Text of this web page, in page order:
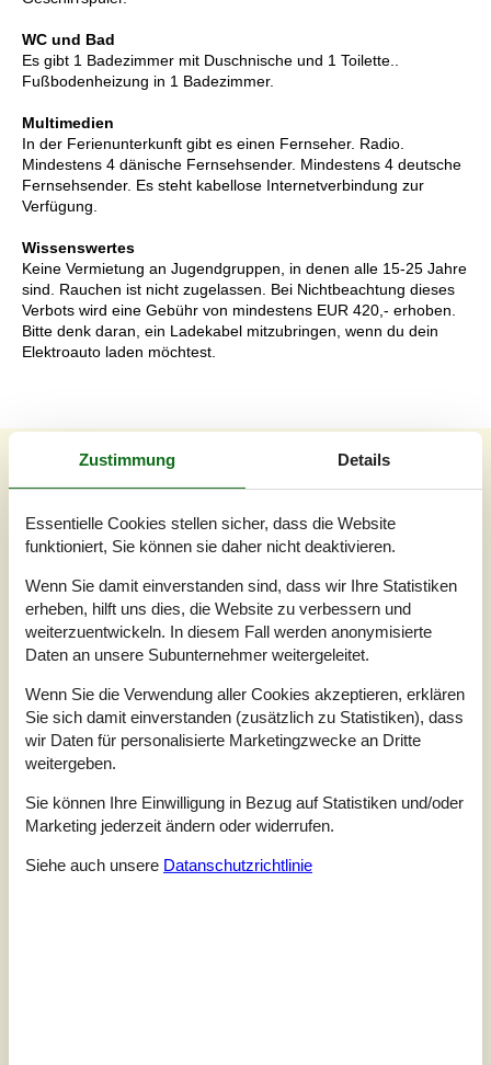
WC und Bad
Es gibt 1 Badezimmer mit Duschnische und 1 Toilette..
Fußbodenheizung in 1 Badezimmer.
Multimedien
In der Ferienunterkunft gibt es einen Fernseher. Radio.
Mindestens 4 dänische Fernsehsender. Mindestens 4 deutsche
Fernsehsender. Es steht kabellose Internetverbindung zur
Verfügung.
Wissenswertes
Keine Vermietung an Jugendgruppen, in denen alle 15-25 Jahre
sind. Rauchen ist nicht zugelassen. Bei Nichtbeachtung dieses
Verbots wird eine Gebühr von mindestens EUR 420,- erhoben.
Bitte denk daran, ein Ladekabel mitzubringen, wenn du dein
Elektroauto laden möchtest.
Externe Bewertungen
Unsere GästebewertungenExterne Bewertungen
3,5
Insgesamt:
Preis-Leistung:
2,5
2,5
Lage:
4
Zustimmung Details
Essentielle Cookies stellen sicher, dass die Website
funktioniert, Sie können sie daher nicht deaktivieren.
Wenn Sie damit einverstanden sind, dass wir Ihre Statistiken
erheben, hilft uns dies, die Website zu verbessern und
weiterzuentwickeln. In diesem Fall werden anonymisierte
Daten an unsere Subunternehmer weitergeleitet.
Wenn Sie die Verwendung aller Cookies akzeptieren, erklären
Sie sich damit einverstanden (zusätzlich zu Statistiken), dass
wir Daten für personalisierte Marketingzwecke an Dritte
weitergeben.
Sie können Ihre Einwilligung in Bezug auf Statistiken und/oder
Marketing jederzeit ändern oder widerrufen.
Siehe auch unsere Datanschutzrichtlinie